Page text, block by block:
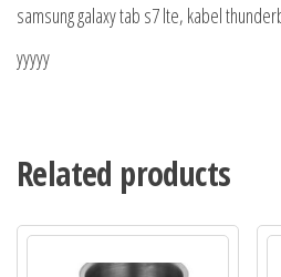
samsung galaxy tab s7 lte, kabel
yyyyy
Related products